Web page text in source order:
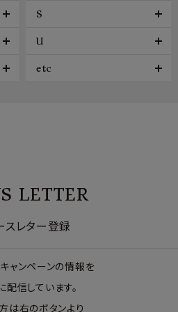
S
U
etc
LETTER
スレター登録
ャンペーンの情報を
配信しています。
は右のボタンより